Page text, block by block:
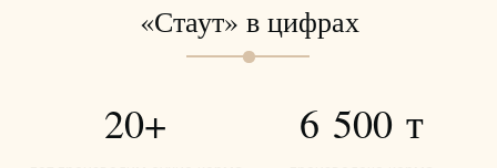
«Стаут» в цифрах
20+ 6 500 т